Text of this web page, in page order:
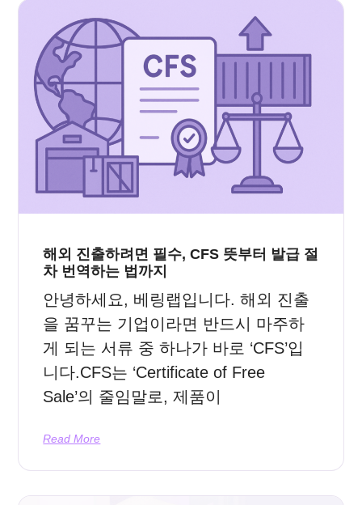
해외 진출하려면 필수, CFS 뜻부터 발급 절
차 번역하는 법까지
안녕하세요, 베링랩입니다. 해외 진출
을 꿈꾸는 기업이라면 반드시 마주하
게 되는 서류 중 하나가 바로 ‘CFS’입
니다.CFS는 ‘Certificate of Free
Sale’의 줄임말로, 제품이
Read More